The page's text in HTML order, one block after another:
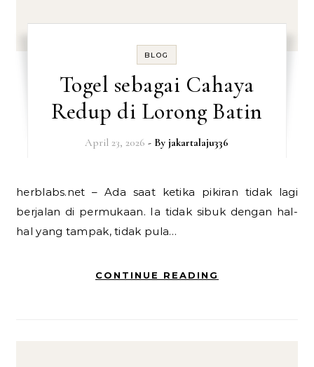
BLOG
Togel sebagai Cahaya
Redup di Lorong Batin
April 23, 2026 - Byjakartalaju336
herblabs.net – Ada saat ketika pikiran tidak lagi
berjalan di permukaan. Ia tidak sibuk dengan hal-
hal yang tampak, tidak pula…
CONTINUE READING